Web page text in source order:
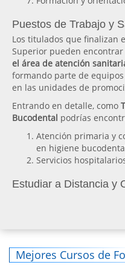
Puestos de Trabajo y
Los titulados que finalizan
Superior pueden
el área de atención
formando parte de
en las unidades de
Entrando en detalle, como
Bucodental podrías
Atención primaria y
en higiene
Servicios
Estudiar a Distancia y
Mejores Cursos de